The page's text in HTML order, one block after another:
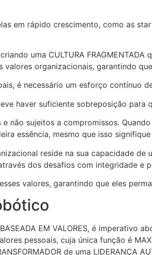
em rápido crescimento, como as
uma CULTURA
organizacionais, garantindo que
é necessário um esforço contínuo de
haver suficiente sobreposição para
não sujeitos a compromissos.
essência, mesmo que isso
reside na sua capacidade de
dos desafios com integridade e
valores, garantindo que eles
EM VALORES, é
pessoais, cuja única função é
de uma LIDERANÇA